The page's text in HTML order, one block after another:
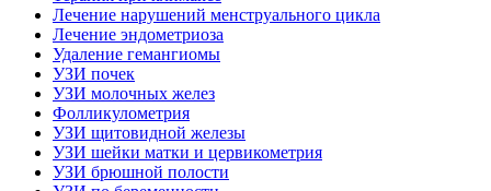
Лечение нарушений менструального цикла
Лечение эндометриоза
Удаление гемангиомы
УЗИ почек
УЗИ молочных желез
Фолликулометрия
УЗИ щитовидной железы
УЗИ шейки матки и цервикометрия
УЗИ брюшной полости